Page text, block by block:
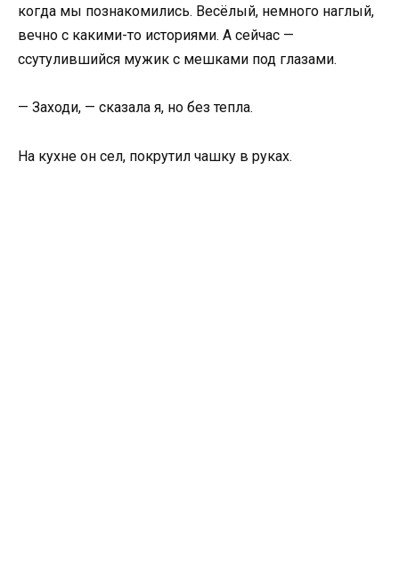
когда мы познакомились. Весёлый, немного наглый,
вечно с какими-то историями. А сейчас —
ссутулившийся мужик с мешками под глазами.
— Заходи, — сказала я, но без тепла.
На кухне он сел, покрутил чашку в руках.